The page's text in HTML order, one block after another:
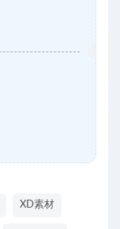
XD素材